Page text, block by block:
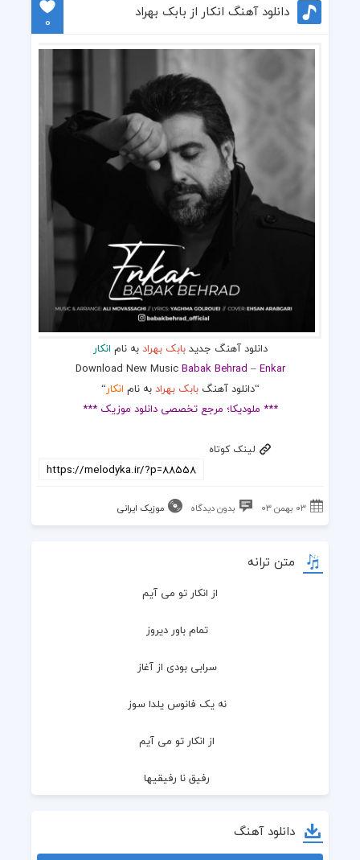
دانلود آهنگ انکار از بابک بهراد
0
دانلود آهنگ جدیدبابک بهرادبه نام انکار
Download New MusicBabak Behrad –Enkar
“دانلود آهنگ بابک بهرادبه نام انکار“
*** ملودیکا؛ مرجع تخصصی دانلود موزیک ***
لینک کوتاه
۰۳ بهمن ۰۳ بدون دیدگاه موزیک ایرانی
متن ترانه
از انکار تو می آیم
  تمام باور دیروز
  سرابی بودی از آغاز
  نه یک فانوس یلدا سوز
  از انکار تو می آیم
  رفیق نا رفیقیها
  تمام سهم من از ما
دانلود آهنگ